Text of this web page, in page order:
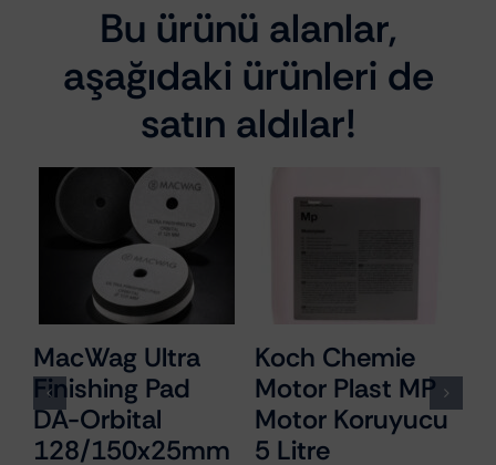
Bu ürünü alanlar,
aşağıdaki ürünleri de
satın aldılar!
MacWag Ultra
Finishing Pad
DA-Orbital
128/150x25mm
Koch Chemie
Motor Plast MP
Motor Koruyucu
5 Litre